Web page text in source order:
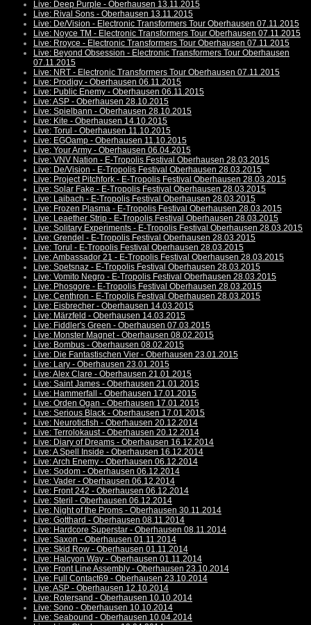
Live: Deep Purple - Oberhausen 13.11.2015
Live: Rival Sons - Oberhausen 13.11.2015
Live: De/Vision - Electronic Transformers Tour Oberhausen 07.11.2015
Live: Noyce TM - Electronic Transformers Tour Oberhausen 07.11.2015
Live: Rroyce - Electronic Transformers Tour Oberhausen 07.11.2015
Live: Beyond Obsession - Electronic Transformers Tour Oberhausen
07.11.2015
Live: NRT - Electronic Transformers Tour Oberhausen 07.11.2015
Live: Prodigy - Oberhausen 06.11.2015
Live: Public Enemy - Oberhausen 06.11.2015
Live: ASP - Oberhausen 28.10.2015
Live: Spielbann - Oberhausen 28.10.2015
Live: Kite - Oberhausen 14.10.2015
Live: Torul - Oberhausen 11.10.2015
Live: EGOamp - Oberhausen 11.10.2015
Live: Your Army - Oberhausen 06.04.2015
Live: VNV Nation - E-Tropolis Festival Oberhausen 28.03.2015
Live: De/Vision - E-Tropolis Festival Oberhausen 28.03.2015
Live: Project Pitchfork - E-Tropolis Festival Oberhausen 28.03.2015
Live: Solar Fake - E-Tropolis Festival Oberhausen 28.03.2015
Live: Laibach - E-Tropolis Festival Oberhausen 28.03.2015
Live: Frozen Plasma - E-Tropolis Festival Oberhausen 28.03.2015
Live: Leaether Strip - E-Tropolis Festival Oberhausen 28.03.2015
Live: Solitary Experiments - E-Tropolis Festival Oberhausen 28.03.2015
Live: Grendel - E-Tropolis Festival Oberhausen 28.03.2015
Live: Torul - E-Tropolis Festival Oberhausen 28.03.2015
Live: Ambassador 21 - E-Tropolis Festival Oberhausen 28.03.2015
Live: Spetsnaz - E-Tropolis Festival Oberhausen 28.03.2015
Live: Vomito Negro - E-Tropolis Festival Oberhausen 28.03.2015
Live: Phosgore - E-Tropolis Festival Oberhausen 28.03.2015
Live: Centhron - E-Tropolis Festival Oberhausen 28.03.2015
Live: Eisbrecher - Oberhausen 14.03.2015
Live: Märzfeld - Oberhausen 14.03.2015
Live: Fiddler's Green - Oberhausen 07.03.2015
Live: Monster Magnet - Oberhausen 08.02.2015
Live: Bombus - Oberhausen 08.02.2015
Live: Die Fantastischen Vier - Oberhausen 23.01.2015
Live: Lary - Oberhausen 23.01.2015
Live: Alex Clare - Oberhausen 21.01.2015
Live: Saint James - Oberhausen 21.01.2015
Live: Hammerfall - Oberhausen 17.01.2015
Live: Orden Ogan - Oberhausen 17.01.2015
Live: Serious Black - Oberhausen 17.01.2015
Live: Neuroticfish - Oberhausen 20.12.2014
Live: Terrolokaust - Oberhausen 20.12.2014
Live: Diary of Dreams - Oberhausen 16.12.2014
Live: A Spell Inside - Oberhausen 16.12.2014
Live: Arch Enemy - Oberhausen 06.12.2014
Live: Sodom - Oberhausen 06.12.2014
Live: Vader - Oberhausen 06.12.2014
Live: Front 242 - Oberhausen 06.12.2014
Live: Steril - Oberhausen 06.12.2014
Live: Night of the Proms - Oberhausen 30.11.2014
Live: Gotthard - Oberhausen 08.11.2014
Live: Hardcore Superstar - Oberhausen 08.11.2014
Live: Saxon - Oberhausen 01.11.2014
Live: Skid Row - Oberhausen 01.11.2014
Live: Halcyon Way - Oberhausen 01.11.2014
Live: Front Line Assembly - Oberhausen 23.10.2014
Live: Full Contact69 - Oberhausen 23.10.2014
Live: ASP - Oberhausen 12.10.2014
Live: Rotersand - Oberhausen 10.10.2014
Live: Sono - Oberhausen 10.10.2014
Live: Seabound - Oberhausen 10.04.2014